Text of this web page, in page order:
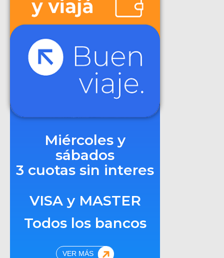
Miércoles y
sábados
3 cuotas sin interes
VISA y MASTER
Todos los bancos
VER MÁS